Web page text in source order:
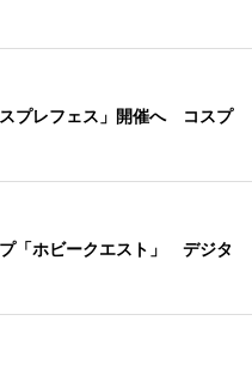
スプレフェス」開催へ コスプ
「ホビークエスト」 デジタ